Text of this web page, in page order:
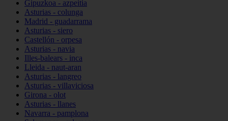
Gipuzkoa - azpeitia
Asturias - colunga
Madrid - guadarrama
Asturias - siero
Castellón - orpesa
Asturias - navia
Illes-balears - inca
Lleida - naut-aran
Asturias - langreo
Asturias - villaviciosa
Girona - olot
Asturias - llanes
Navarra - pamplona